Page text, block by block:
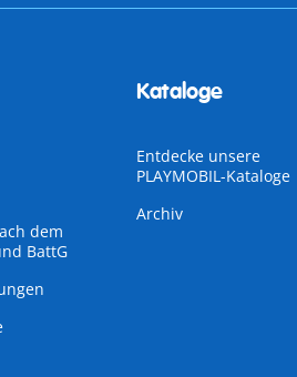
dem
BattG
Kataloge
Entdecke unsere
PLAYMOBIL-Kataloge
Archiv